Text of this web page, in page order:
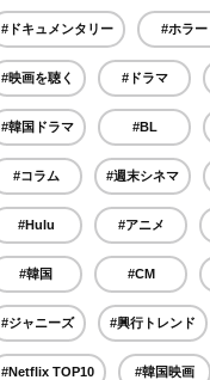
#ドキュメンタリー #ホラー
#映画を聴く #ドラマ
#韓国ドラマ #BL
#コラム #週末シネマ
#Hulu #アニメ
#韓国 #CM
#ジャニーズ #興行トレンド
#Netflix TOP10 #韓国映画